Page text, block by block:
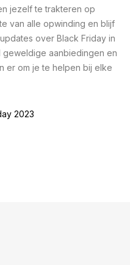
jezelf te trakteren op
van alle opwinding en blijf
over Black Friday in
aanbiedingen en
er om je te helpen bij elke